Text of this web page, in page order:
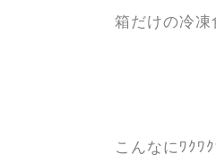
箱だけの冷凍
こんなにﾜｸﾜ